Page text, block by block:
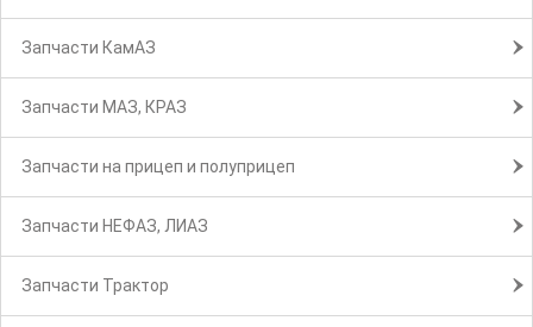
Запчасти КамАЗ
Запчасти МАЗ, КРАЗ
Запчасти на прицеп и полуприцеп
Запчасти НЕФАЗ, ЛИАЗ
Запчасти Трактор